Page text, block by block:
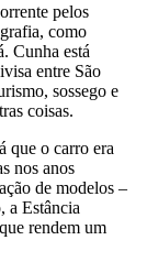
pelos
como
Cunha está
entre São
sossego e
coisas.
que o carro era
nos anos
de modelos –
a Estância
rendem um